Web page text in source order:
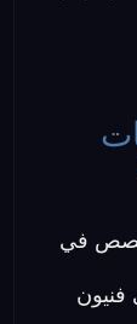
في
فنيون